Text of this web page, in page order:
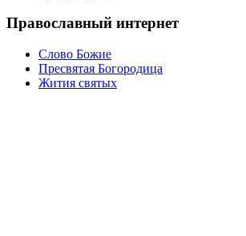
Православный интернет
Слово Божие
Пресвятая Богородица
Жития святых